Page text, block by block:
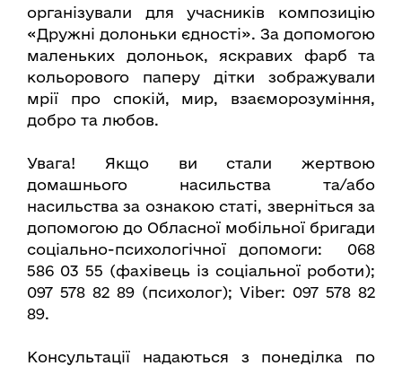
організували для учасників композицію
«Дружні долоньки єдності». За допомогою
маленьких долоньок, яскравих фарб та
кольорового паперу дітки зображували
мрії про спокій, мир, взаєморозуміння,
добро та любов.
Увага! Якщо ви стали жертвою
домашнього насильства та/або
насильства за ознакою статі, зверніться за
допомогою до Обласної мобільної бригади
соціально-психологічної допомоги: 068
586 03 55 (фахівець із соціальної роботи);
097 578 82 89 (психолог); Viber: 097 578 82
89.
Консультації надаються з понеділка по